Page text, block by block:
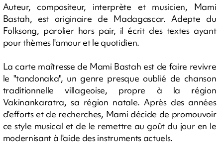
Auteur, compositeur, interprète et musicien, Mami
Bastah, est originaire de Madagascar. Adepte du
Folksong, parolier hors pair, il écrit des textes ayant
pour thèmes l'amour et le quotidien.
La carte maîtresse de Mami Bastah est de faire revivre
le "tandonaka", un genre presque oublié de chanson
traditionnelle villageoise, propre à la région
Vakinankaratra, sa région natale. Après des années
d'efforts et de recherches, Mami décide de promouvoir
ce style musical et de le remettre au goût du jour en le
modernisant à l'aide des instruments actuels.